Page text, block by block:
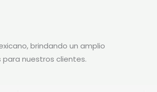
brindando un amplio
nuestros clientes.